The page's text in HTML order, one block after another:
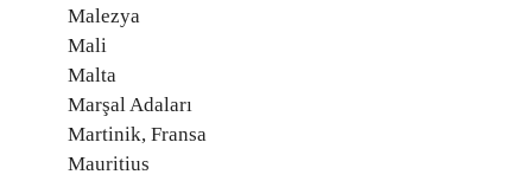
Malezya
Mali
Malta
Marşal Adaları
Martinik, Fransa
Mauritius